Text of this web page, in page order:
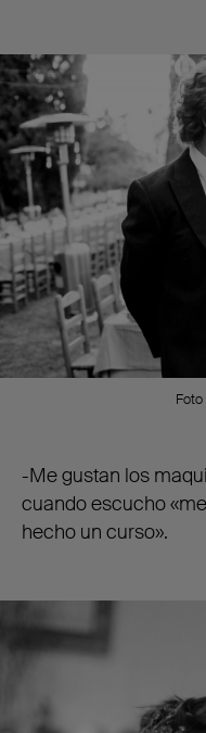
-Me gustan los
cuando escucho
hecho un curso».